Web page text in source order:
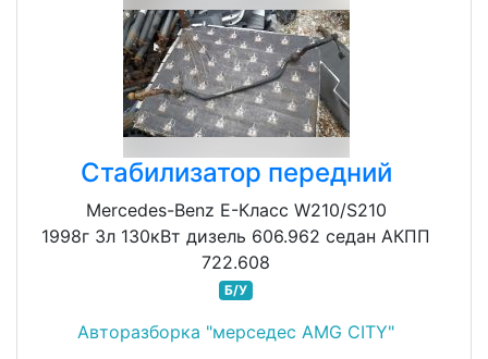
Стабилизатор передний
Mercedes-Benz E-Класс W210/S210
1998г 3л 130кВт дизель 606.962 седан АКПП
722.608
Б/У
Авторазборка "мерседес AMG CITY"